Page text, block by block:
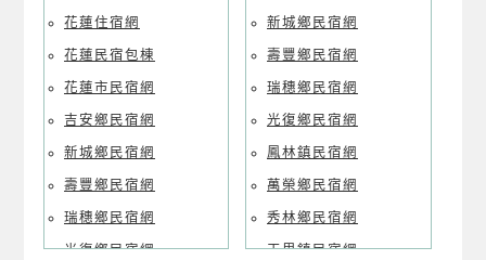
花蓮住宿網
花蓮民宿包棟
花蓮市民宿網
吉安鄉民宿網
新城鄉民宿網
壽豐鄉民宿網
瑞穗鄉民宿網
光復鄉民宿網
新城鄉民宿網
壽豐鄉民宿網
瑞穗鄉民宿網
光復鄉民宿網
鳳林鎮民宿網
萬榮鄉民宿網
秀林鄉民宿網
玉里鎮民宿網